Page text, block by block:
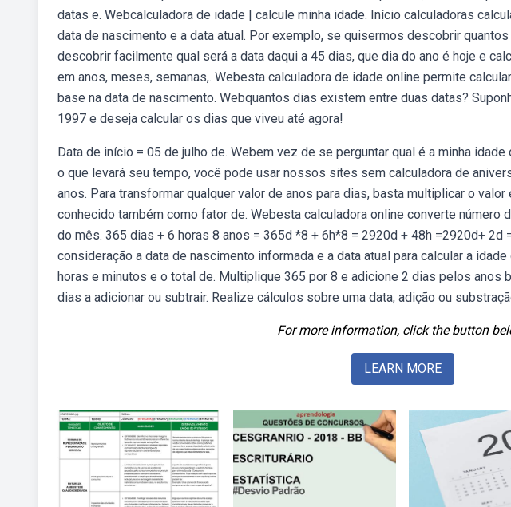
datas e. Webcalculadora de idade | calcule minha idade. Início calculadoras
data de nascimento e a data atual. Por exemplo, se quisermos descobrir
descobrir facilmente qual será a data daqui a 45 dias, que dia do ano é hoje e
em anos, meses, semanas,. Webesta calculadora de idade online permite
base na data de nascimento. Webquantos dias existem entre duas datas?
1997 e deseja calcular os dias que viveu até agora!
Data de início = 05 de julho de. Webem vez de se perguntar qual é a minha
o que levará seu tempo, você pode usar nossos sites sem calculadora de
anos. Para transformar qualquer valor de anos para dias, basta multiplicar o
conhecido também como fator de. Webesta calculadora online converte número
do mês. 365 dias + 6 horas 8 anos = 365d *8 + 6h*8 = 2920d + 48h =2920d+ 2d
consideração a data de nascimento informada e a data atual para calcular a
horas e minutos e o total de. Multiplique 365 por 8 e adicione 2 dias pelos anos
dias a adicionar ou subtrair. Realize cálculos sobre uma data, adição ou
For more information, click the button
LEARN MORE